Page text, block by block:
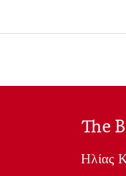
The
Ηλίας